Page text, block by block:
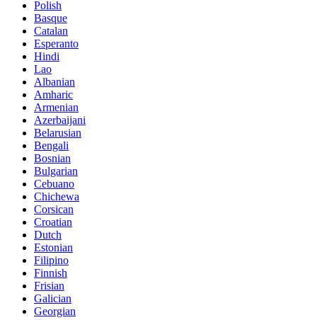
Polish
Basque
Catalan
Esperanto
Hindi
Lao
Albanian
Amharic
Armenian
Azerbaijani
Belarusian
Bengali
Bosnian
Bulgarian
Cebuano
Chichewa
Corsican
Croatian
Dutch
Estonian
Filipino
Finnish
Frisian
Galician
Georgian